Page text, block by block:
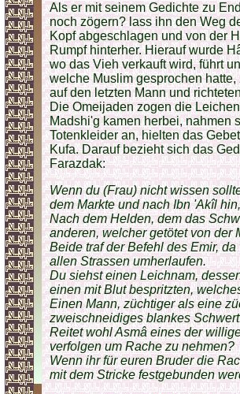
Als er mit seinem Gedichte zu
noch zögern? lass ihn den Weg
Kopf abgeschlagen und von der
Rumpf hinterher. Hierauf wurde
wo das Vieh verkauft wird, führt
welche Muslim gesprochen
auf den letzten Mann und
Die Omeijaden zogen die
Madshi'g kamen herbei, nahmen
Totenkleider an, hielten das
Kufa. Darauf bezieht sich das
Farazdak:
Wenn du (Frau) nicht wissen
dem Markte und nach Ibn 'Akîl hin,
Nach dem Helden, dem das
anderen, welcher getötet von der
Beide traf der Befehl des Emir,
allen Strassen umherlaufen.
Du siehst einen Leichnam,
einen mit Blut bespritzten,
Einen Mann, züchtiger als eine
zweischneidiges blankes
Reitet wohl Asmâ eines der
verfolgen um Rache zu nehmen?
Wenn ihr für euren Bruder die
mit dem Stricke festgebunden